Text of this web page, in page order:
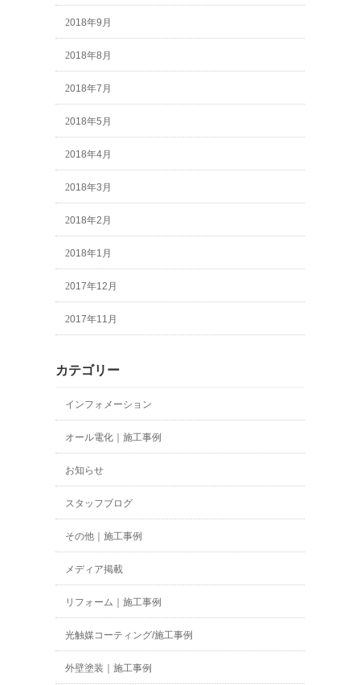
2018年9月
2018年8月
2018年7月
2018年5月
2018年4月
2018年3月
2018年2月
2018年1月
2017年12月
2017年11月
カテゴリー
インフォメーション
オール電化｜施工事例
お知らせ
スタッフブログ
その他｜施工事例
メディア掲載
リフォーム｜施工事例
光触媒コーティング/施工事例
外壁塗装｜施工事例